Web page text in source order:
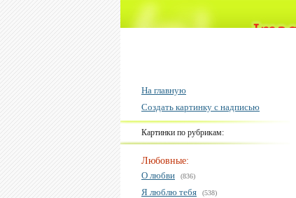
На главную
Создать картинку с надписью
Картинки по рубрикам:
Любовные:
О любви
(836)
Я люблю тебя (538)